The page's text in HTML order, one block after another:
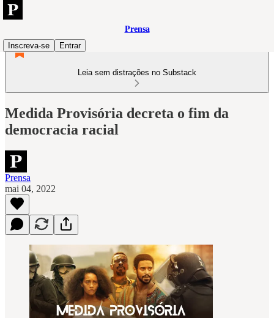
Prensa
Inscreva-se
Entrar
Leia sem distrações no Substack
Medida Provisória decreta o fim da
democracia racial
Prensa
mai 04, 2022